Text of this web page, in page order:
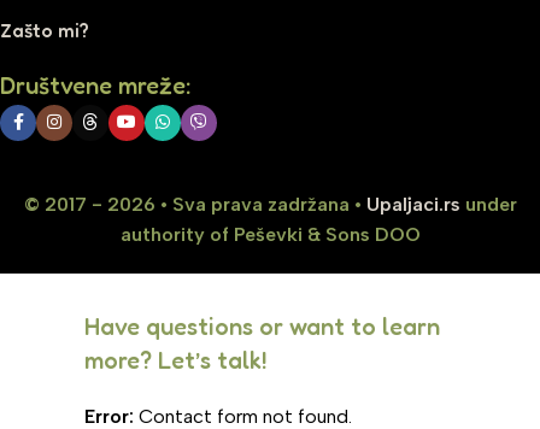
Zašto mi?
Društvene mreže:
© 2017 - 2026 • Sva prava zadržana • Upaljaci.rs under
authority of Peševki & Sons DOO
Have questions or want to learn
more? Let’s talk!
Error: Contact form not found.